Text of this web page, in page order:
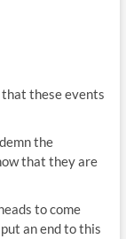
these events
the
that they are
to come
an end to this